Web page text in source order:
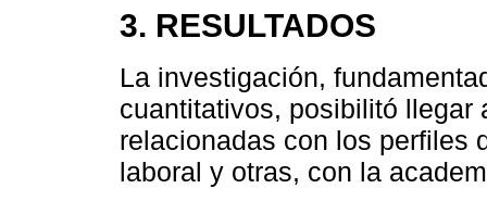
3. RESULTADOS
La investigación,
cuantitativos, posibilitó llegar
relacionadas con los perfiles
laboral y otras, con la